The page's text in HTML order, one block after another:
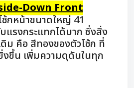
Down Front
กหน้าขนาดใหญ่ 41
แรงกระแทกได้มาก ซึ่งสิ่ง
ม คือ สีทองของตัวโช้ก ที่
งขึ้น เพิ่มความดุดันในทุก